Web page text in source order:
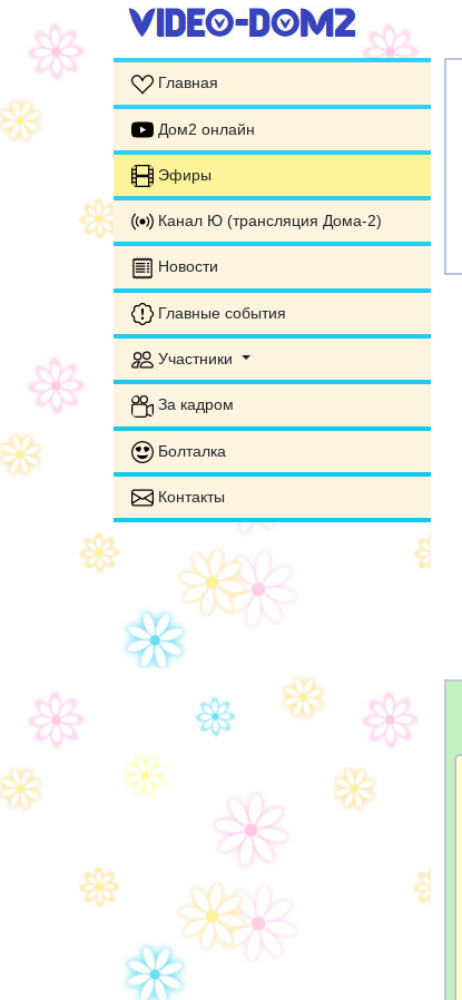
Главная
Дом2 онлайн
Эфиры
Канал Ю (трансляция Дома-2)
Новости
Главные события
Участники
За кадром
Болталка
Контакты